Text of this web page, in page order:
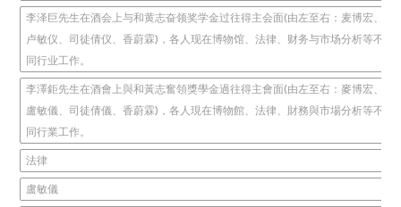
李泽巨先生在酒会上与和黄志奋领奖学金过往得主会面(由左至右：麦博宏、
卢敏仪、司徒倩仪、香蔚霖)，各人现在博物馆、法律、财务与市场分析等不
同行业工作。
李澤鉅先生在酒會上與和黃志奮領獎學金過往得主會面(由左至右：麥博宏、
盧敏儀、司徒倩儀、香蔚霖)，各人現在博物館、法律、財務與市場分析等不
同行業工作。
法律
盧敏儀